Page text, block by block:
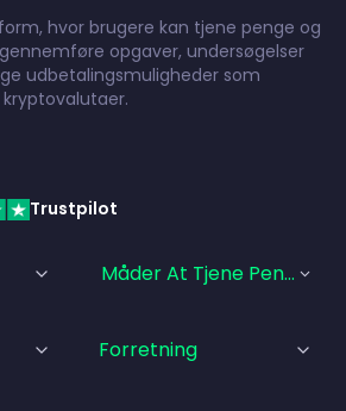
hvor brugere kan tjene penge og
opgaver, undersøgelser
udbetalingsmuligheder som
kryptovalutaer.
Trustpilot
Måder At Tjene Penge På
Forretning